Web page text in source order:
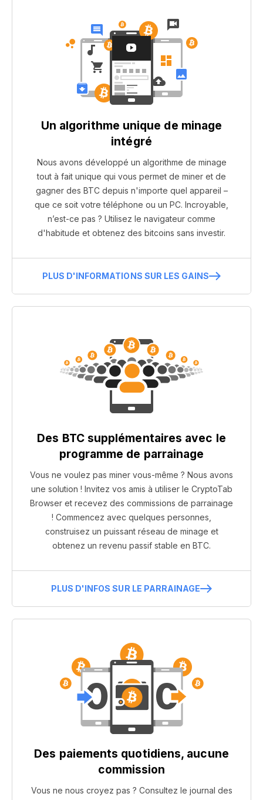
Un algorithme unique de minage
intégré
Nous avons développé un algorithme de minage
tout à fait unique qui vous permet de miner et de
gagner des BTC depuis n'importe quel appareil –
que ce soit votre téléphone ou un PC. Incroyable,
n’est-ce pas ? Utilisez le navigateur comme
d'habitude et obtenez des bitcoins sans investir.
PLUS D'INFORMATIONS SUR LES GAINS
Des BTC supplémentaires avec le
programme de parrainage
Vous ne voulez pas miner vous-même ? Nous avons
une solution ! Invitez vos amis à utiliser le CryptoTab
Browser et recevez des commissions de parrainage
! Commencez avec quelques personnes,
construisez un puissant réseau de minage et
obtenez un revenu passif stable en BTC.
PLUS D'INFOS SUR LE PARRAINAGE
Des paiements quotidiens, aucune
commission
Vous ne nous croyez pas ? Consultez le journal des